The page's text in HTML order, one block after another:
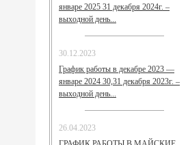
январе 2025 31 декабря 2024г. –
выходной день...
30.12.2023
График работы в декабре 2023 —
январе 2024 30,31 декабря 2023г. –
выходной день...
26.04.2023